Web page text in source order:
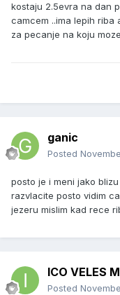
kostaju 2.5evra na dan
camcem ..ima lepih riba
za pecanje na koju
ganic
Posted
posto je i meni jako
razvlacite posto vidim
jezeru mislim kad rece
ICO VELES
Posted